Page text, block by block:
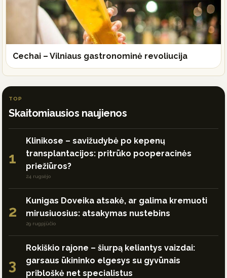
Cechai – Vilniaus gastronominė revoliucija
TOP
Skaitomiausios naujienos
1
Klinikose – savižudybė po kepenų
transplantacijos: pritrūko pooperacinės
priežiūros?
24 rugsėjo
2
Kunigas Doveika atsakė, ar galima kremuoti
mirusiuosius: atsakymas nustebins
29 rugpjūčio
3
Rokiškio rajone – šiurpą keliantys vaizdai:
garsaus ūkininko elgesys su gyvūnais
pribloškė net specialistus